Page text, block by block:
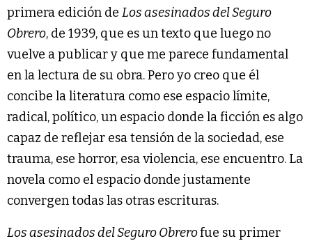
primera edición de Los asesinados del Seguro
Obrero, de 1939, que es un texto que luego no
vuelve a publicar y que me parece fundamental
en la lectura de su obra. Pero yo creo que él
concibe la literatura como ese espacio límite,
radical, político, un espacio donde la ficción es algo
capaz de reflejar esa tensión de la sociedad, ese
trauma, ese horror, esa violencia, ese encuentro. La
novela como el espacio donde justamente
convergen todas las otras escrituras.
Los asesinados del Seguro Obrerofue su primer